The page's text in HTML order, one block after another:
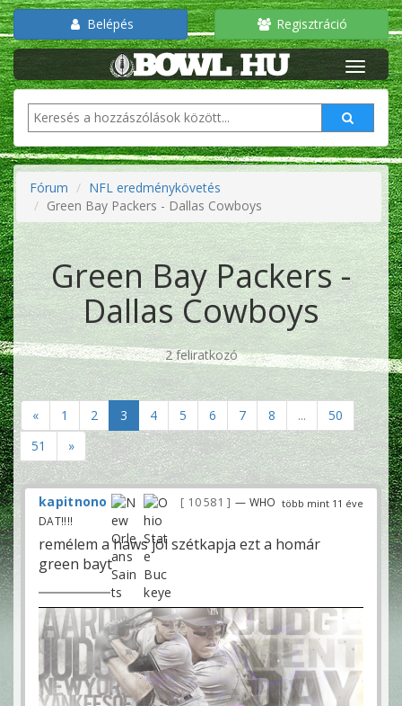
Belépés Regisztráció
Fórum
NFL eredménykövetés
Green Bay Packers - Dallas Cowboys
Green Bay Packers -
Dallas Cowboys
2 feliratkozó
« 1 2 3 4 5 6 7 8 ...
50
51
»
több mint 11 éve
kapitnono 10 581
— WHO
DAT!!!!
remélem a haws jól szétkapja ezt a homár
green bayt